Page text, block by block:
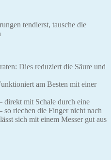
tendierst, tausche die
Dies reduziert die Säure und
am Besten mit einer
direkt mit Schale durch eine
so riechen die Finger nicht nach
sich mit einem Messer gut aus